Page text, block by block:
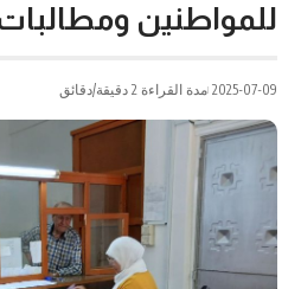
للمواطنين
2025-07-09 مدة القراءة 2 دقيقة/دقائق